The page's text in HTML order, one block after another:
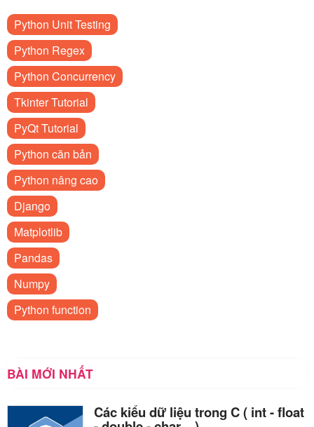
Python Unit Testing
Python Regex
Python Concurrency
Tkinter Tutorial
PyQt Tutorial
Python căn bản
Python nâng cao
Django
Matplotlib
Pandas
Numpy
Python function
BÀI MỚI NHẤT
Các kiểu dữ liệu trong C ( int - float